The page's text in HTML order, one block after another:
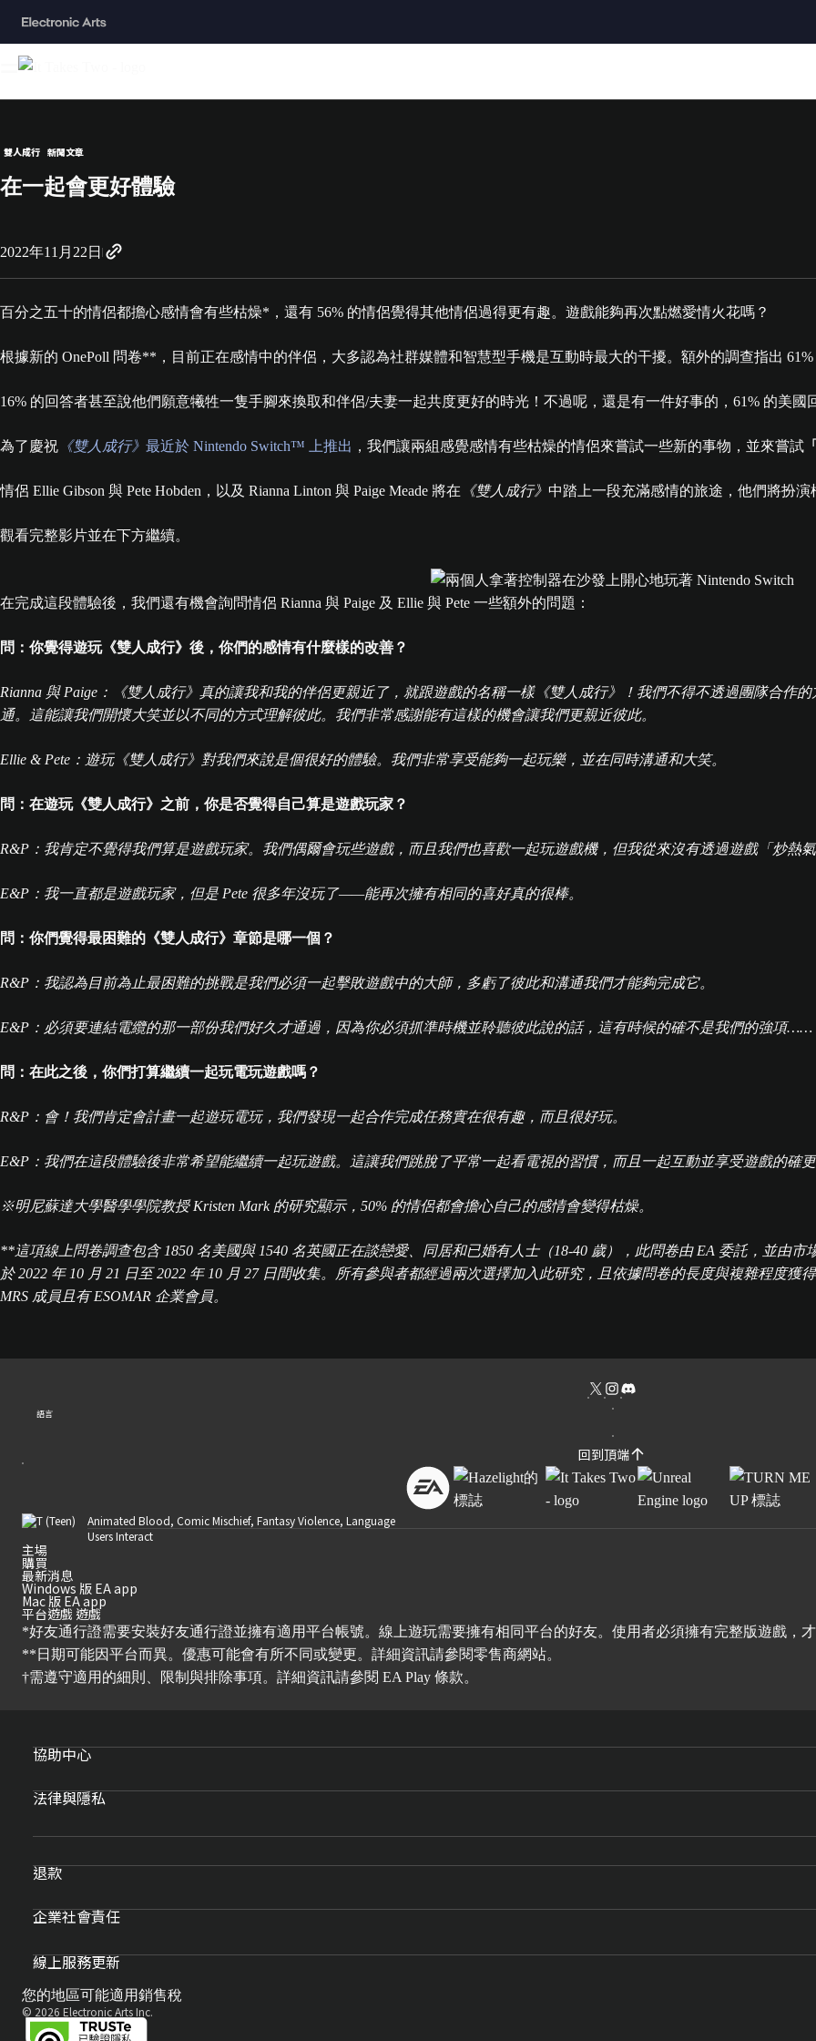
雙人成行 新聞文章
在一起會更好體驗
2022年11月22日
百分之五十的情侶都擔心感情會有些枯燥*，還有 56% 的情侶覺得其他情侶過得更有趣。遊戲能夠再次點燃愛情火花嗎？
根據新的 OnePoll 問卷**，目前正在感情中的伴侶，大多認為社群媒體和智慧型手機是互動時最大的干擾。額外的調查指出
16% 的回答者甚至說他們願意犧牲一隻手腳來換取和伴侶/夫妻一起共度更好的時光！不過呢，還是有一件好事的，61% 的美國
為了慶祝 《雙人成行》 最近於 Nintendo Switch™ 上推出 ，我們讓兩組感覺感情有些枯燥的情侶來嘗試一些新的事物，並來嘗試
情侶 Ellie Gibson 與 Pete Hobden，以及 Rianna Linton 與 Paige Meade 將在 《雙人成行》 中踏上一段充滿感情的旅途，他們將扮演
觀看完整影片並在下方繼續。
在完成這段體驗後，我們還有機會詢問情侶 Rianna 與 Paige 及 Ellie 與 Pete 一些額外的問題：
問：你覺得遊玩《雙人成行》後，你們的感情有什麼樣的改善？
Rianna 與 Paige：《雙人成行》真的讓我和我的伴侶更親近了，就跟遊戲的名稱一樣《雙人成行》！我們不得不透過團隊合作
通。這能讓我們開懷大笑並以不同的方式理解彼此。我們非常感謝能有這樣的機會讓我們更親近彼此。
Ellie & Pete：遊玩《雙人成行》對我們來說是個很好的體驗。我們非常享受能夠一起玩樂，並在同時溝通和大笑。
問：在遊玩《雙人成行》之前，你是否覺得自己算是遊戲玩家？
R&P：我肯定不覺得我們算是遊戲玩家。我們偶爾會玩些遊戲，而且我們也喜歡一起玩遊戲機，但我從來沒有透過遊戲「炒熱氣
E&P：我一直都是遊戲玩家，但是 Pete 很多年沒玩了——能再次擁有相同的喜好真的很棒。
問：你們覺得最困難的《雙人成行》章節是哪一個？
R&P：我認為目前為止最困難的挑戰是我們必須一起擊敗遊戲中的大師，多虧了彼此和溝通我們才能夠完成它。
E&P：必須要連結電纜的那一部份我們好久才通過，因為你必須抓準時機並聆聽彼此說的話，這有時候的確不是我們的強項……
問：在此之後，你們打算繼續一起玩電玩遊戲嗎？
R&P：會！我們肯定會計畫一起遊玩電玩，我們發現一起合作完成任務實在很有趣，而且很好玩。
E&P：我們在這段體驗後非常希望能繼續一起玩遊戲。這讓我們跳脫了平常一起看電視的習慣，而且一起互動並享受遊戲的確更
※明尼蘇達大學醫學學院教授 Kristen Mark 的研究顯示，50% 的情侶都會擔心自己的感情會變得枯燥。
**這項線上問卷調查包含 1850 名美國與 1540 名英國正在談戀愛、同居和已婚有人士（18-40 歲），此問卷由 EA 委託，並由
於 2022 年 10 月 21 日至 2022 年 10 月 27 日間收集。所有參與者都經過兩次選擇加入此研究，且依據問卷的長度與複雜程度
MRS 成員且有 ESOMAR 企業會員。
語言
回到頂端
Animated Blood, Comic Mischief, Fantasy Violence, Language
Users Interact
主場
購買
最新消息
Windows 版 EA app
Mac 版 EA app
平台遊戲 遊戲
*好友通行證需要安裝好友通行證並擁有適用平台帳號。線上遊玩需要擁有相同平台的好友。使用者必須擁有完整版遊戲，
**日期可能因平台而異。優惠可能會有所不同或變更。詳細資訊請參閱零售商網站。
†需遵守適用的細則、限制與排除事項。詳細資訊請參閱 EA Play 條款。
協助中心
法律與隱私
退款
企業社會責任
線上服務更新
您的地區可能適用銷售稅
© 2026 Electronic Arts Inc.